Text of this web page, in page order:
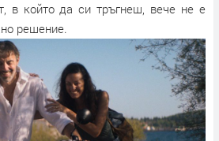
в който да си тръгнеш, вече не е
решение.